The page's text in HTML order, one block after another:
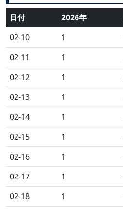
日付 2026年
02-10
1
02-11
1
02-12
1
02-13
1
02-14
1
02-15
1
02-16
1
02-17
1
02-18
1